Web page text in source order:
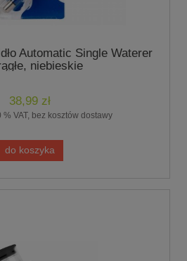
Automatic Single Waterer
niebieskie
38,99 zł
VAT, bez kosztów dostawy
do koszyka